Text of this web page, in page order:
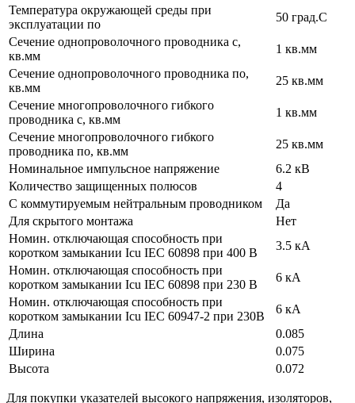
Температура окружающей cреды при
эксплуатации по
50 град.C
Сечение однопроволочного проводника с,
кв.мм
1 кв.мм
Сечение однопроволочного проводника по,
кв.мм
25 кв.мм
Сечение многопроволочного гибкого
проводника с, кв.мм
1 кв.мм
Сечение многопроволочного гибкого
проводника по, кв.мм
25 кв.мм
Номинальное импульсное напряжение
6.2 кВ
Количество защищенных полюсов
4
С коммутируемым нейтральным проводником
Да
Для скрытого монтажа
Нет
Номин. отключающая способность при
коротком замыкании Icu IEC 60898 при 400 В
3.5 кА
Номин. отключающая способность при
коротком замыкании Icu IEC 60898 при 230 В
6 кА
Номин. отключающая способность при
коротком замыкании Icu IEC 60947-2 при 230В
6 кА
Длина
0.085
Ширина
0.075
Высота
0.072
Для покупки указателей высокого напряжения, изоляторов,